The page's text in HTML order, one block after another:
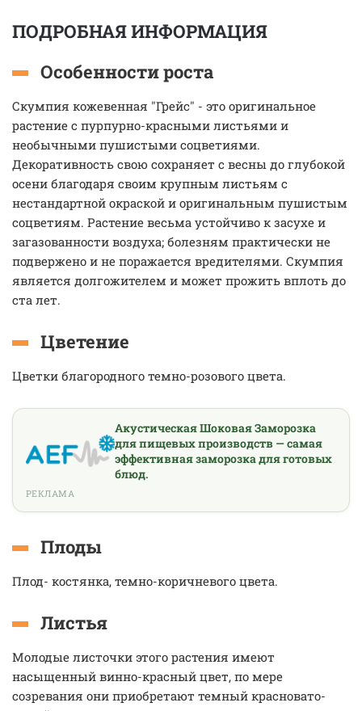
ПОДРОБНАЯ ИНФОРМАЦИЯ
Особенности роста
Скумпия кожевенная "Грейс" - это оригинальное
растение с пурпурно-красными листьями и
необычными пушистыми соцветиями.
Декоративность свою сохраняет с весны до глубокой
осени благодаря своим крупным листьям с
нестандартной окраской и оригинальным пушистым
соцветиям. Растение весьма устойчиво к засухе и
загазованности воздуха; болезням практически не
подвержено и не поражается вредителями. Скумпия
является долгожителем и может прожить вплоть до
ста лет.
Цветение
Цветки благородного темно-розового цвета.
Акустическая Шоковая Заморозка
для пищевых производств — самая
эффективная заморозка для готовых
блюд.
РЕКЛАМА
Плоды
Плод- костянка, темно-коричневого цвета.
Листья
Молодые листочки этого растения имеют
насыщенный винно-красный цвет, по мере
созревания они приобретают темный красновато-